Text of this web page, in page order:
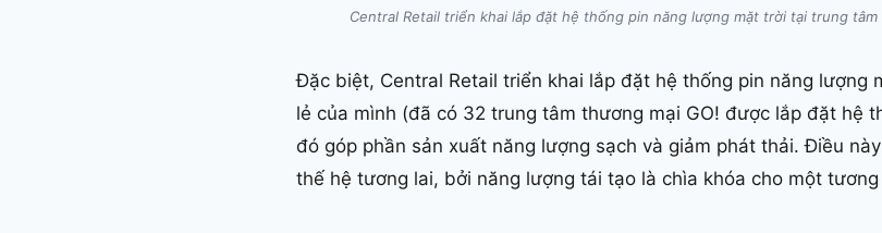
​Central Retail triển khai lắp đặt hệ thống pin năng lượng mặt trời tại trung tâm
Đặc biệt, Central Retail triển khai lắp đặt hệ thống pin năng lượng
lẻ của mình (đã có 32 trung tâm thương mại GO! được lắp đặt hệ
đó góp phần sản xuất năng lượng sạch và giảm phát thải. Điều
thế hệ tương lai, bởi năng lượng tái tạo là chìa khóa cho một